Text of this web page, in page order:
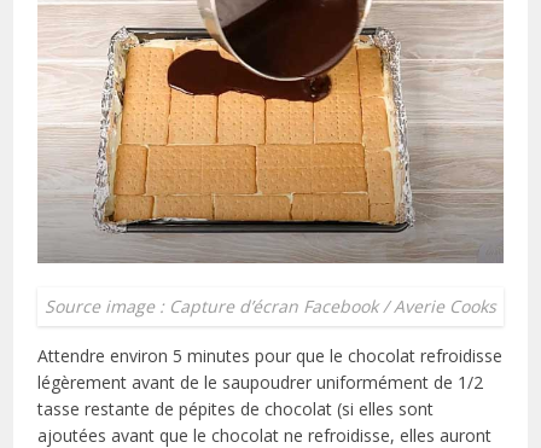
Source image : Capture d’écran Facebook / Averie Cooks
Attendre environ 5 minutes pour que le chocolat refroidisse
légèrement avant de le saupoudrer uniformément de 1/2
tasse restante de pépites de chocolat (si elles sont
ajoutées avant que le chocolat ne refroidisse, elles auront